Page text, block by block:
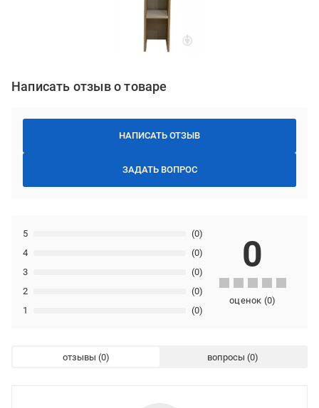
Написать отзыв о товаре
НАПИСАТЬ ОТЗЫВ
ЗАДАТЬ ВОПРОС
1 (0)
2 (0)
3 (0)
4 (0)
5 (0)
0
оценок (0)
отзывы вопросы